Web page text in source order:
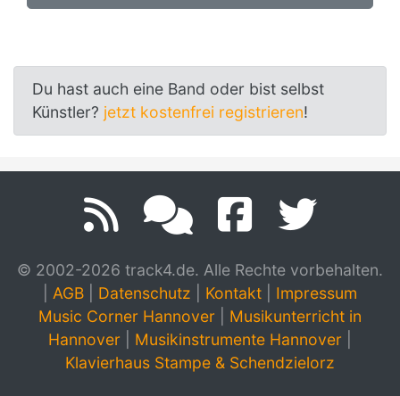
Du hast auch eine Band oder bist selbst
Künstler? jetzt kostenfrei registrieren!
© 2002-2026 track4.de. Alle Rechte vorbehalten.
AGB Datenschutz Kontakt
Impressum
Music Corner Hannover
Musikunterricht in
Hannover
Musikinstrumente Hannover
Klavierhaus Stampe & Schendzielorz